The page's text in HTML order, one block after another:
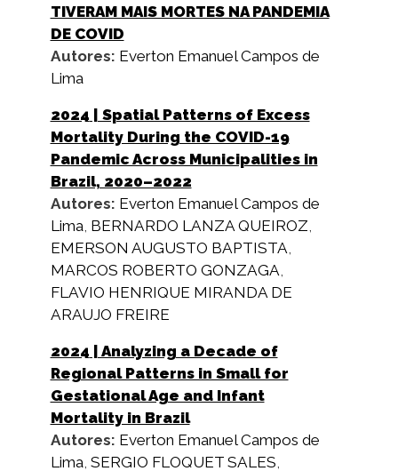
TIVERAM MAIS MORTES NA PANDEMIA
DE COVID
Autores: Everton Emanuel Campos de
Lima
2024 | Spatial Patterns of Excess
Mortality During the COVID-19
Pandemic Across Municipalities in
Brazil, 2020–2022
Autores: Everton Emanuel Campos de
Lima, BERNARDO LANZA QUEIROZ,
EMERSON AUGUSTO BAPTISTA,
MARCOS ROBERTO GONZAGA,
FLAVIO HENRIQUE MIRANDA DE
ARAUJO FREIRE
2024 | Analyzing a Decade of
Regional Patterns in Small for
Gestational Age and Infant
Mortality in Brazil
Autores: Everton Emanuel Campos de
Lima, SERGIO FLOQUET SALES,